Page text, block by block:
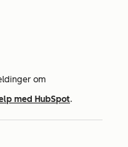
om
med HubSpot.